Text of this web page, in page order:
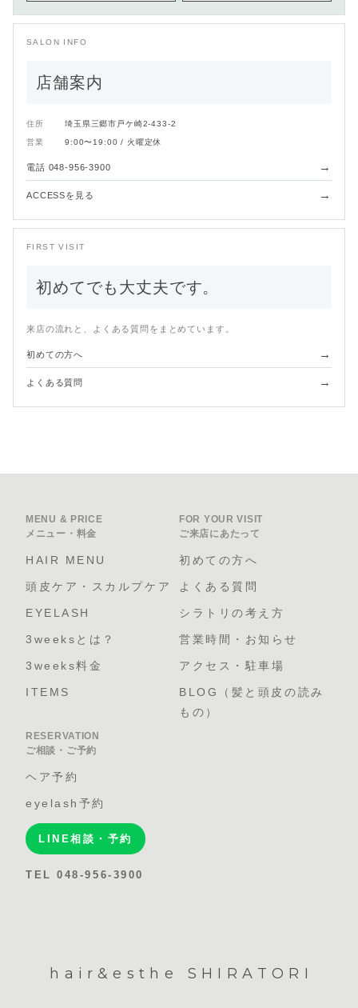
SALON INFO
店舗案内
住所 埼玉県三郷市戸ケ崎2-433-2
営業 9:00〜19:00 / 火曜定休
電話 048-956-3900 →
ACCESSを見る →
FIRST VISIT
初めてでも大丈夫です。
来店の流れと、よくある質問をまとめています。
初めての方へ →
よくある質問 →
MENU & PRICE
メニュー・料金
HAIR MENU
頭皮ケア・スカルプケア
EYELASH
3weeksとは？
3weeks料金
ITEMS
FOR YOUR VISIT
ご来店にあたって
初めての方へ
よくある質問
シラトリの考え方
営業時間・お知らせ
アクセス・駐車場
BLOG（髪と頭皮の読み
もの）
RESERVATION
ご相談・ご予約
ヘア予約
eyelash予約
LINE相談・予約
TEL 048-956-3900
hair&esthe SHIRATORI